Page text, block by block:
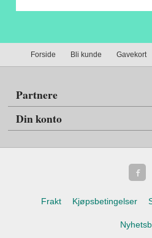
Forside Bli kunde Gavekort
Partnere
Din konto
Frakt Kjøpsbetingelser